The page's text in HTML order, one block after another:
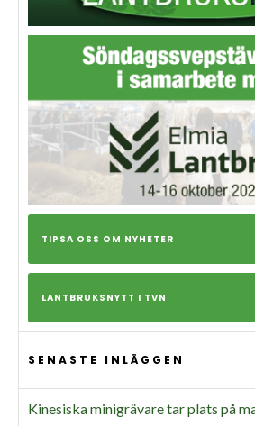
TIPSA OSS OM NYHETER
LANTBRUKSNYTT I TVN
SENASTE INLÄGGEN
Kinesiska minigrävare tar plats på